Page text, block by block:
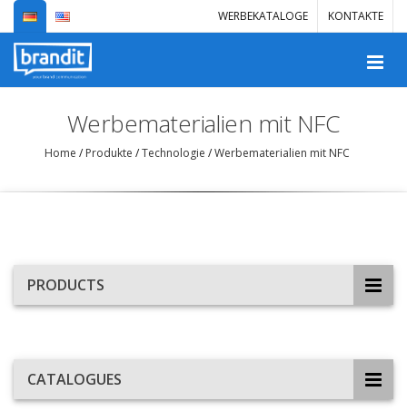
WERBEKATALOGE KONTAKTE
Werbematerialien mit NFC
Home / Produkte /Technologie /Werbematerialien mit NFC
PRODUCTS
CATALOGUES